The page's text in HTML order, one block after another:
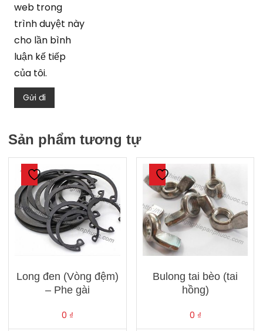
web trong
trình duyệt này
cho lần bình
luận kế tiếp
của tôi.
Sản phẩm tương tự
Long đen (Vòng đệm)
– Phe gài
0 ₫
Bulong tai bèo (tai
hồng)
0 ₫